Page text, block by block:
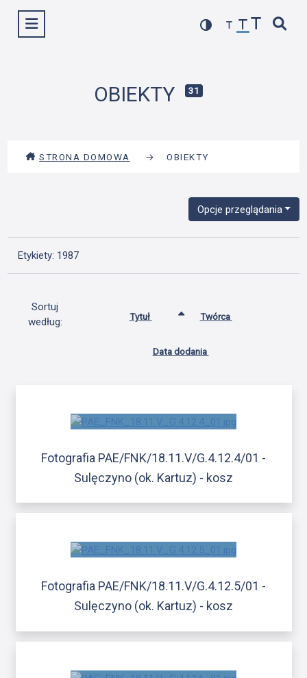
Wyświetl menu
OBIEKTY 31
STRONA DOMOWA → OBIEKTY
Opcje przeglądania
Etykiety: 1987
Sortuj
według:
Tytuł Twórca
Data dodania
Fotografia PAE/FNK/18.11.V/G.4.12.4/01 -
Sulęczyno (ok. Kartuz) - kosz
Fotografia PAE/FNK/18.11.V/G.4.12.5/01 -
Sulęczyno (ok. Kartuz) - kosz